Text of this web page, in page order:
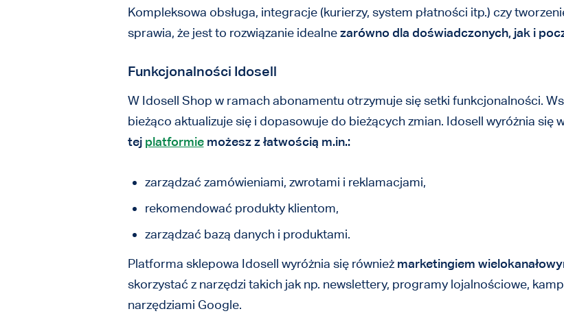
Kompleksowa obsługa, integracje (kurierzy, system płatności itp.) czy
sprawia, że jest to rozwiązanie idealnezarówno dla doświadczonych, jak i
Funkcjonalności Idosell
W Idosell Shop w ramach abonamentu otrzymuje się setki funkcjonalności.
bieżąco aktualizuje się i dopasowuje do bieżących zmian. Idosell wyróżnia się
tej platformiemożesz z łatwością m.in.:
zarządzać zamówieniami, zwrotami i reklamacjami,
rekomendować produkty klientom,
zarządzać bazą danych i produktami.
Platforma sklepowa Idosell wyróżnia się również marketingiem
skorzystać z narzędzi takich jak np. newslettery, programy lojalnościowe,
narzędziami Google.